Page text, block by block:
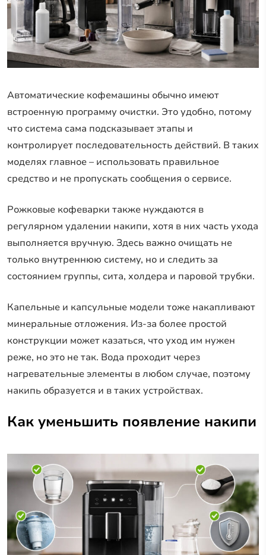
Автоматические кофемашины обычно имеют
встроенную программу очистки. Это удобно, потому
что система сама подсказывает этапы и
контролирует последовательность действий. В таких
моделях главное – использовать правильное
средство и не пропускать сообщения о сервисе.
Рожковые кофеварки также нуждаются в
регулярном удалении накипи, хотя в них часть ухода
выполняется вручную. Здесь важно очищать не
только внутреннюю систему, но и следить за
состоянием группы, сита, холдера и паровой трубки.
Капельные и капсульные модели тоже накапливают
минеральные отложения. Из-за более простой
конструкции может казаться, что уход им нужен
реже, но это не так. Вода проходит через
нагревательные элементы в любом случае, поэтому
накипь образуется и в таких устройствах.
Как уменьшить появление накипи